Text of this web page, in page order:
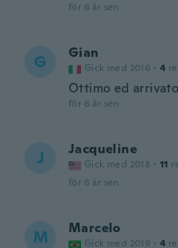
för 6 år sen
G Gian
Gick med 2016 · 4
Ottimo ed
för 6 år sen
J Jacqueline
Gick med 2018 · 11
för 6 år sen
M Marcelo
Gick med 2019 · 4